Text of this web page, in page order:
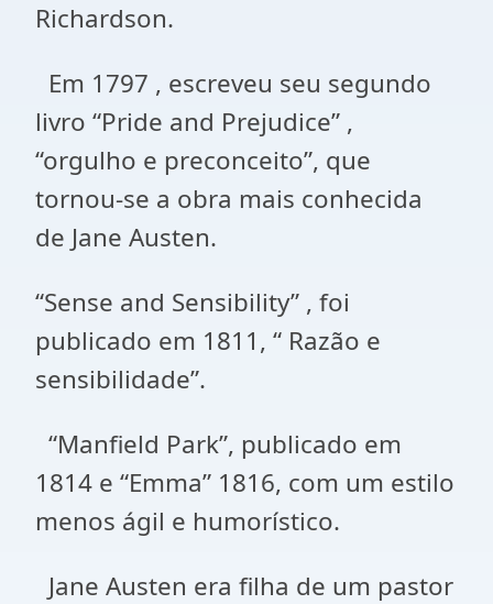
Richardson.
Em 1797 , escreveu seu segundo
livro “Pride and Prejudice” ,
“orgulho e preconceito”, que
tornou-se a obra mais conhecida
de Jane Austen.
“Sense and Sensibility” , foi
publicado em 1811, “ Razão e
sensibilidade”.
“Manfield Park”, publicado em
1814 e “Emma” 1816, com um estilo
menos ágil e humorístico.
Jane Austen era filha de um pastor